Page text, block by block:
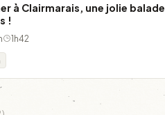
à Clairmarais, une jolie balade
!
1h42